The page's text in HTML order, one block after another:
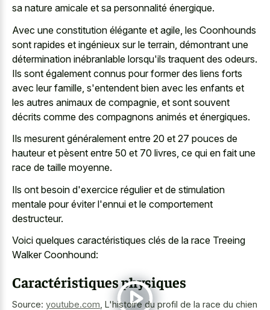
sa nature amicale et sa personnalité énergique.
Avec une constitution élégante et agile, les Coonhounds
sont rapides et ingénieux sur le terrain, démontrant une
détermination inébranlable lorsqu'ils traquent des odeurs.
Ils sont également connus pour former des liens forts
avec leur famille, s'entendent bien avec les enfants et
les autres animaux de compagnie, et sont souvent
décrits comme des compagnons animés et énergiques.
Ils mesurent généralement entre 20 et 27 pouces de
hauteur et pèsent entre 50 et 70 livres, ce qui en fait une
race de taille moyenne.
Ils ont besoin d'exercice régulier et de stimulation
mentale pour éviter l'ennui et le comportement
destructeur.
Voici quelques caractéristiques clés de la race Treeing
Walker Coonhound:
Caractéristiques physiques
Source: youtube.com L'histoire du profil de la race du chien